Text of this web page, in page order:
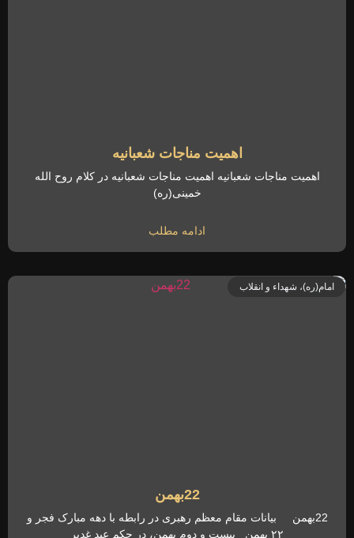
اهمیت مناجات شعبانیه
اهمیت مناجات شعبانیه اهمیت مناجات شعبانیه در کلام روح الله
خمینی(ره)
ادامه مطلب
امام(ره)، شهداء و انقلاب
22بهمن
22بهمن بیانات مقام معظم رهبری در رابطه با دهه مبارک فجر و
۲۲ بهمن بیست و دوم بهمن، در حکم عید غدیر